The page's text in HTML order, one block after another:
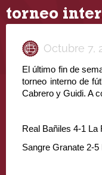
torneo
Octubre 7,
El último fin de
torneo interno de
Cabrero y Guidi. A
Real Bañiles 4-1 La
Sangre Granate 2-